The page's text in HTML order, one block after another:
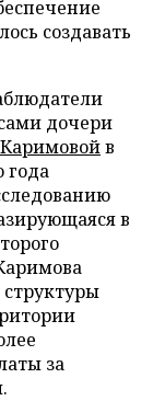
создавать
дочери
в
года
в
за